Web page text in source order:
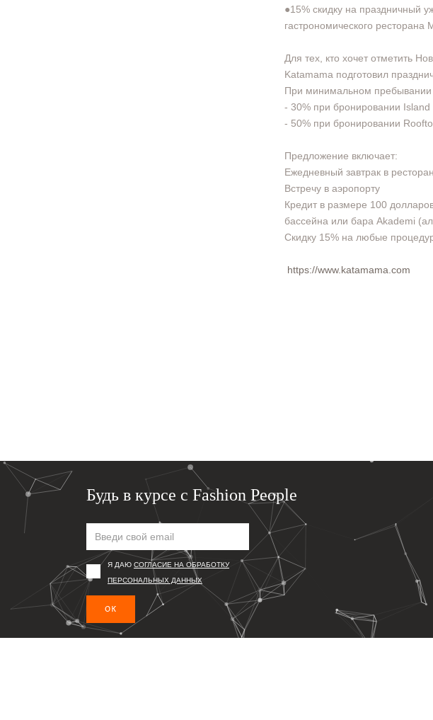
●15% скидку на праздничный
гастрономического
Для тех, кто хочет отметить
Katamama подготовил
При минимальном пребывании
- 30% при бронировании Island
- 50% при бронировании
Предложение включает:
Ежедневный завтрак в
Встречу в аэропорту
Кредит в размере 100
бассейна или бара Akademi
Скидку 15% на любые
https://www.katamama.com
Будь в курсе с Fashion People
Я ДАЮ СОГЛАСИЕ НА ОБРАБОТКУ
ПЕРСОНАЛЬНЫХ ДАННЫХ
ОК